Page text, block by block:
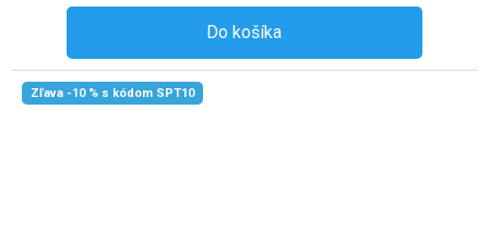
Do košíka
Zľava -10 % s kódom SPT10